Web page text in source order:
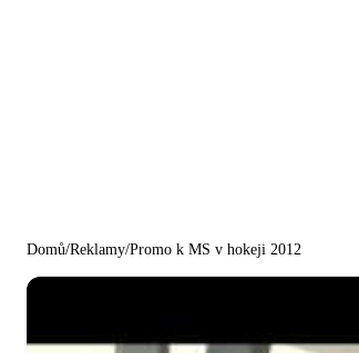
Domů/Reklamy/Promo k MS v hokeji 2012